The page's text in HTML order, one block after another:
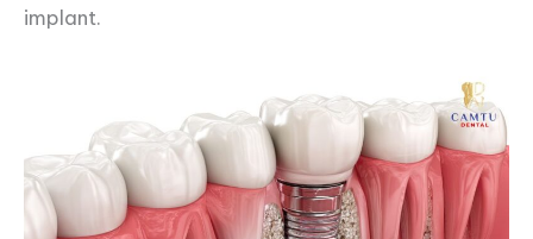
implant.